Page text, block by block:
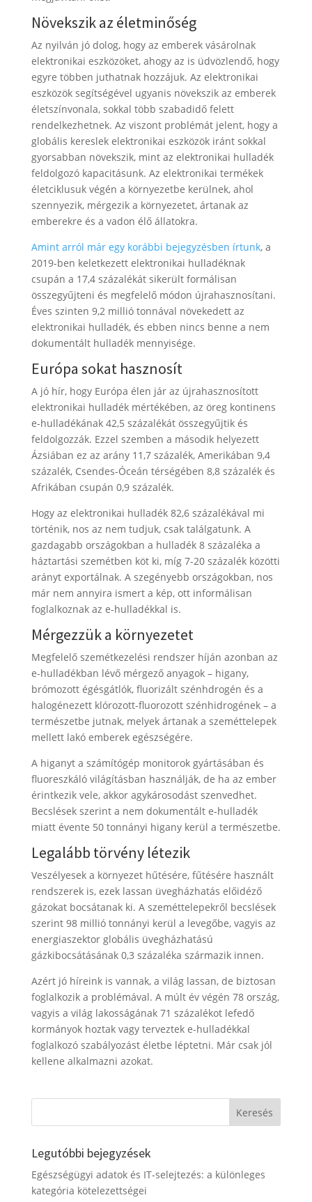
Növekszik az életminőség
Az nyilván jó dolog, hogy az emberek vásárolnak
elektronikai eszközöket, ahogy az is üdvözlendő, hogy
egyre többen juthatnak hozzájuk. Az elektronikai
eszközök segítségével ugyanis növekszik az emberek
életszínvonala, sokkal több szabadidő felett
rendelkezhetnek. Az viszont problémát jelent, hogy a
globális kereslek elektronikai eszközök iránt sokkal
gyorsabban növekszik, mint az elektronikai hulladék
feldolgozó kapacitásunk. Az elektronikai termékek
életciklusuk végén a környezetbe kerülnek, ahol
szennyezik, mérgezik a környezetet, ártanak az
emberekre és a vadon élő állatokra.
Amint arról már egy korábbi bejegyzésben írtunk, a
2019-ben keletkezett elektronikai hulladéknak
csupán a 17,4 százalékát sikerült formálisan
összegyűjteni és megfelelő módon újrahasznosítani.
Éves szinten 9,2 millió tonnával növekedett az
elektronikai hulladék, és ebben nincs benne a nem
dokumentált hulladék mennyisége.
Európa sokat hasznosít
A jó hír, hogy Európa élen jár az újrahasznosított
elektronikai hulladék mértékében, az öreg kontinens
e-hulladékának 42,5 százalékát összegyűjtik és
feldolgozzák. Ezzel szemben a második helyezett
Ázsiában ez az arány 11,7 százalék, Amerikában 9,4
százalék, Csendes-Óceán térségében 8,8 százalék és
Afrikában csupán 0,9 százalék.
Hogy az elektronikai hulladék 82,6 százalékával mi
történik, nos az nem tudjuk, csak találgatunk. A
gazdagabb országokban a hulladék 8 százaléka a
háztartási szemétben köt ki, míg 7-20 százalék közötti
arányt exportálnak. A szegényebb országokban, nos
már nem annyira ismert a kép, ott informálisan
foglalkoznak az e-hulladékkal is.
Mérgezzük a környezetet
Megfelelő szemétkezelési rendszer híján azonban az
e-hulladékban lévő mérgező anyagok – higany,
brómozott égésgátlók, fluorizált szénhdrogén és a
halogénezett klórozott-fluorozott szénhidrogének – a
természetbe jutnak, melyek ártanak a szeméttelepek
mellett lakó emberek egészségére.
A higanyt a számítógép monitorok gyártásában és
fluoreszkáló világításban használják, de ha az ember
érintkezik vele, akkor agykárosodást szenvedhet.
Becslések szerint a nem dokumentált e-hulladék
miatt évente 50 tonnányi higany kerül a természetbe.
Legalább törvény létezik
Veszélyesek a környezet hűtésére, fűtésére használt
rendszerek is, ezek lassan üvegházhatás előidéző
gázokat bocsátanak ki. A szeméttelepekről becslések
szerint 98 millió tonnányi kerül a levegőbe, vagyis az
energiaszektor globális üvegházhatású
gázkibocsátásának 0,3 százaléka származik innen.
Azért jó híreink is vannak, a világ lassan, de biztosan
foglalkozik a problémával. A múlt év végén 78 ország,
vagyis a világ lakosságának 71 százalékot lefedő
kormányok hoztak vagy terveztek e-hulladékkal
foglalkozó szabályozást életbe léptetni. Már csak jól
kellene alkalmazni azokat.
Legutóbbi bejegyzések
Egészségügyi adatok és IT-selejtezés: a különleges
kategória kötelezettségei